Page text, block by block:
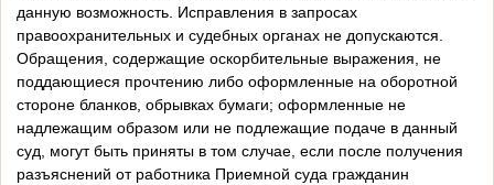
данную возможность. Исправления в запросах
правоохранительных и судебных органах не допускаются.
Обращения, содержащие оскорбительные выражения, не
поддающиеся прочтению либо оформленные на оборотной
стороне бланков, обрывках бумаги; оформленные не
надлежащим образом или не подлежащие подаче в данный
суд, могут быть приняты в том случае, если после получения
разъяснений от работника Приемной суда гражданин